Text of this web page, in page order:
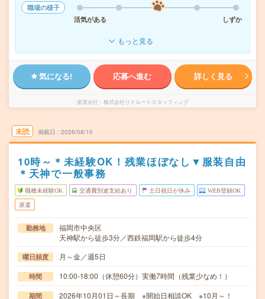
職場の様子
活気がある
しずか
もっと見る
気になる! 応募へ進む 詳しく見る
派遣会社 株式会社リクルートスタッフィング
未読 掲載日 2026/08/10
10時～＊未経験OK！残業ほぼなし▼服装自由
＊天神で一般事務
職種未経験OK 交通費別途支給あり 土日祝日が休み WEB登録OK
派遣
勤務地
福岡市中央区
天神駅から徒歩3分／西鉄福岡駅から徒歩4分
曜日頻度 月～金／週5日
時間 10:00-18:00（休憩60分）実働7時間（残業少なめ！）
期間 2026年10月01日～長期 ※開始日相談OK ※10月～！